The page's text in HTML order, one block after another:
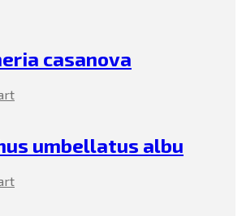
casanova
umbellatus albu